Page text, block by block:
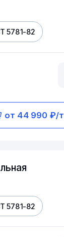
5781-82
от 44 990 ₽/т
5781-82